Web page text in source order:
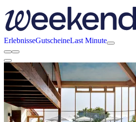
ErlebnisseGutscheineLast Minute